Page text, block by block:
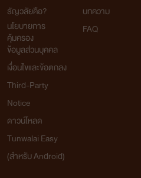
ก้องภพ
ธัญวลัยคือ?
นโยบายการ
คุ้มครอง
ข้อมูลส่วนบุคคล
เงื่อนไขและข้อตกลง
Third-Party
Notice
ดาวน์โหลด
Tunwalai Easy
(สำหรับ Android)
บทความ
FAQ